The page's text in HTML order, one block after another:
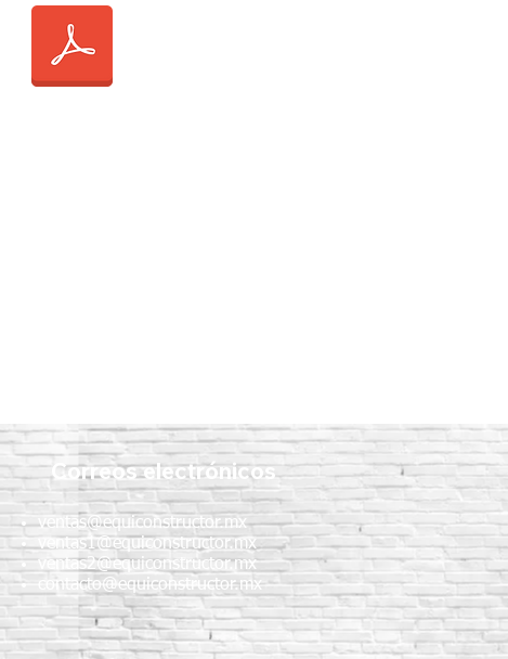
Correos electrónicos
ventas@equiconstructor.mx
ventas1@equiconstructor.mx
ventas2@equiconstructor.mx
contacto@equiconstructor.mx